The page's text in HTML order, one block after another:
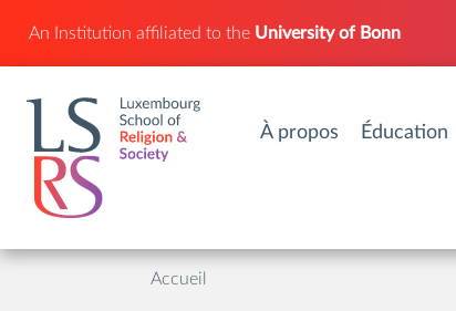
An Institution affiliated to the University of Bonn
À propos Éducation
Accueil